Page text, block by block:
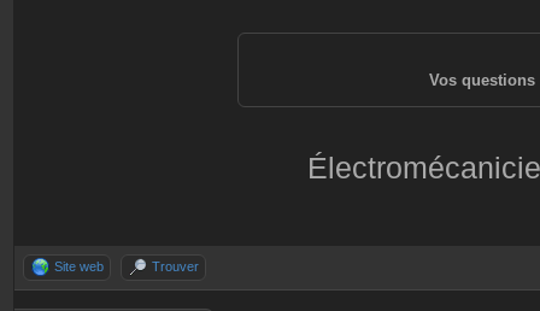
Vos questions
Site web Trouver